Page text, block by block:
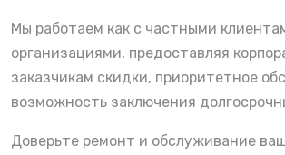
Мы работаем как с частными
организациями, предоставляя
заказчикам скидки, приоритетное
возможность заключения
Доверьте ремонт и обслуживание